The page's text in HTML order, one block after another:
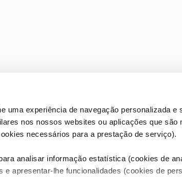
uma experiência de navegação personalizada e
nos nossos websites ou aplicações que são
necessários para a prestação de serviço).
analisar informação estatística (cookies de
apresentar-lhe funcionalidades (cookies de